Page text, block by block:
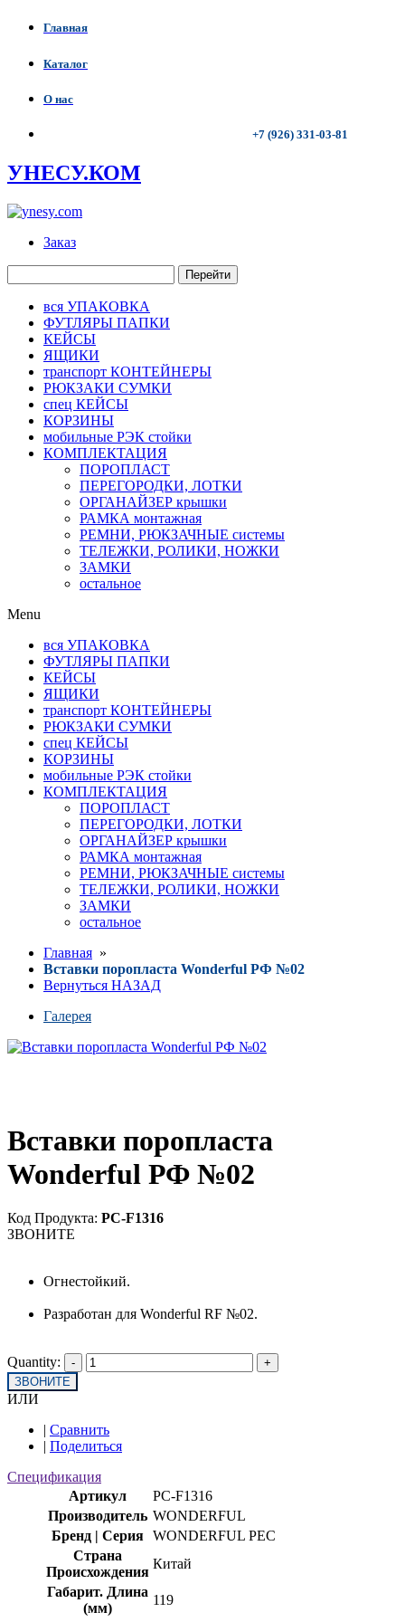
Главная
Каталог
О нас
+7 (926) 331-03-81
УНЕСУ.КОМ
Заказ
Перейти
вся УПАКОВКА
ФУТЛЯРЫ ПАПКИ
КЕЙСЫ
ЯЩИКИ
транспорт КОНТЕЙНЕРЫ
РЮКЗАКИ СУМКИ
спец КЕЙСЫ
КОРЗИНЫ
мобильные РЭК стойки
КОМПЛЕКТАЦИЯ
ПОРОПЛАСТ
ПЕРЕГОРОДКИ, ЛОТКИ
ОРГАНАЙЗЕР крышки
РАМКА монтажная
РЕМНИ, РЮКЗАЧНЫЕ системы
ТЕЛЕЖКИ, РОЛИКИ, НОЖКИ
ЗАМКИ
остальное
Menu
вся УПАКОВКА
ФУТЛЯРЫ ПАПКИ
КЕЙСЫ
ЯЩИКИ
транспорт КОНТЕЙНЕРЫ
РЮКЗАКИ СУМКИ
спец КЕЙСЫ
КОРЗИНЫ
мобильные РЭК стойки
КОМПЛЕКТАЦИЯ
ПОРОПЛАСТ
ПЕРЕГОРОДКИ, ЛОТКИ
ОРГАНАЙЗЕР крышки
РАМКА монтажная
РЕМНИ, РЮКЗАЧНЫЕ системы
ТЕЛЕЖКИ, РОЛИКИ, НОЖКИ
ЗАМКИ
остальное
Главная »
Вставки поропласта Wonderful РФ №02
Вернуться НАЗАД
Галерея
Вставки поропласта
Wonderful РФ №02
Код Продукта: PC-F1316
ЗВОНИТЕ
Огнестойкий.
Разработан для Wonderful RF №02.
Quantity:
ЗВОНИТЕ
ИЛИ
| Сравнить
| Поделиться
Спецификация
Артикул
PC-F1316
Производитель WONDERFUL
Бренд | Серия WONDERFUL PEC
Страна
Происхождения
Китай
Габарит. Длина
(мм)
119